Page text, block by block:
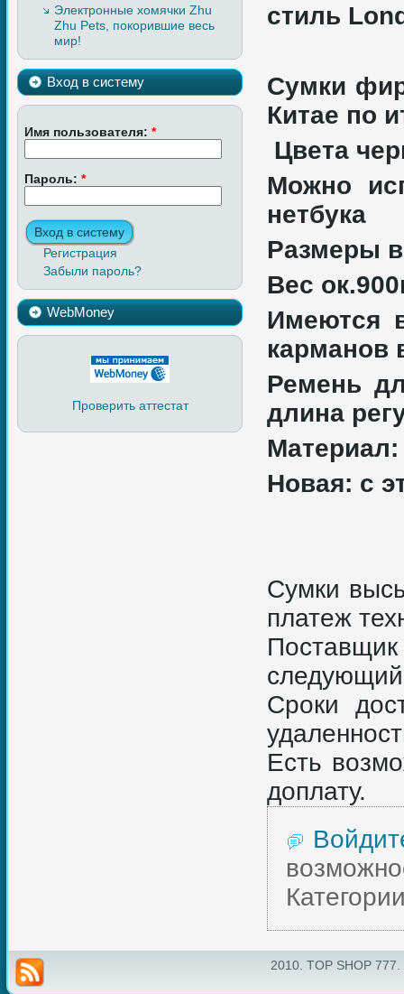
Электронные хомячки Zhu
Zhu Pets, покорившие весь
мир!
Вход в систему
Имя пользователя: *
Пароль: *
Регистрация
Забыли пароль?
WebMoney
Проверить аттестат
стиль
Сумки
Китае по
Цвета
Можно
нетбука
Размеры
Вес
Имеются
карманов
Ремень
длина
Материал:
Новая: с
Сумки
платеж
Сроки
Есть
доплату.
2010. TOP SHOP 777.